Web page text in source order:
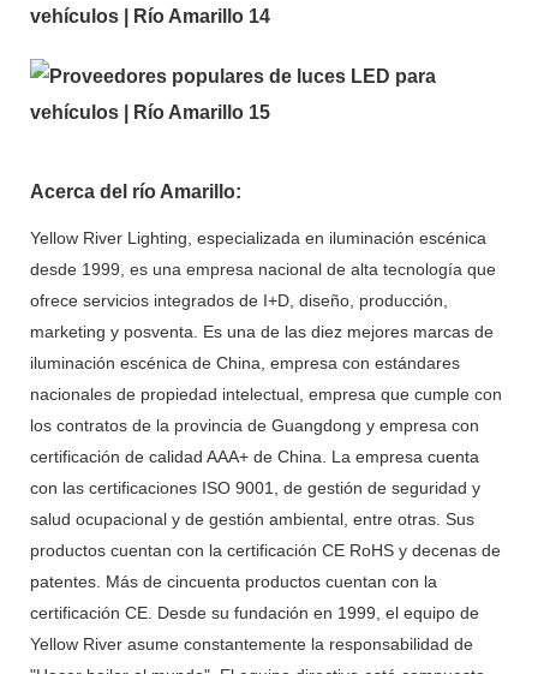
Acerca del río Amarillo:
Yellow River Lighting, especializada en iluminación escénica
desde 1999, es una empresa nacional de alta tecnología que
ofrece servicios integrados de I+D, diseño, producción,
marketing y posventa. Es una de las diez mejores marcas de
iluminación escénica de China, empresa con estándares
nacionales de propiedad intelectual, empresa que cumple con
los contratos de la provincia de Guangdong y empresa con
certificación de calidad AAA+ de China. La empresa cuenta
con las certificaciones ISO 9001, de gestión de seguridad y
salud ocupacional y de gestión ambiental, entre otras. Sus
productos cuentan con la certificación CE RoHS y decenas de
patentes. Más de cincuenta productos cuentan con la
certificación CE. Desde su fundación en 1999, el equipo de
Yellow River asume constantemente la responsabilidad de